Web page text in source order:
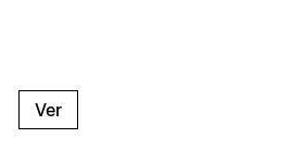
Ver